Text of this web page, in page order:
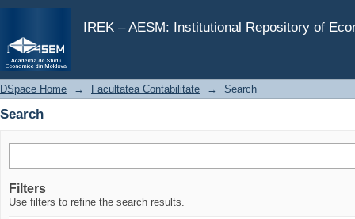
IREK – AESM: Institutional Repository of
Search
DSpace Home → Facultatea Contabilitate → Search
Search
Filters
Use filters to refine the search results.